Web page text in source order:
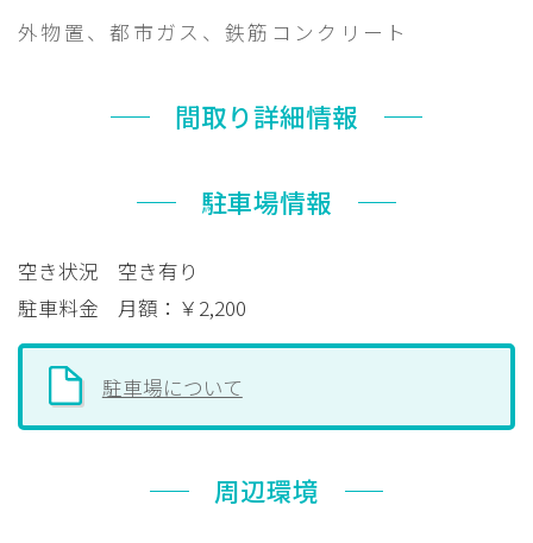
外物置、都市ガス、鉄筋コンクリート
間取り詳細情報
駐車場情報
空き状況
空き有り
駐車料金
月額：￥2,200
駐車場について
周辺環境